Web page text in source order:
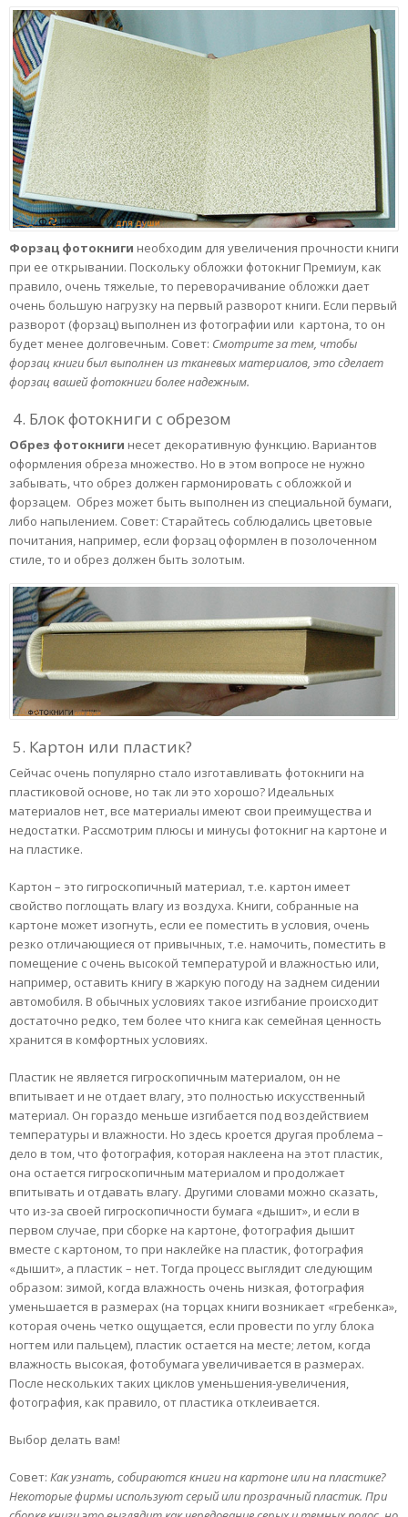
Форзац фотокниги необходим для увеличения прочности книги
при ее открывании. Поскольку обложки фотокниг Премиум, как
правило, очень тяжелые, то переворачивание обложки дает
очень большую нагрузку на первый разворот книги. Если первый
разворот (форзац) выполнен из фотографии или картона, то он
будет менее долговечным. Совет: Смотрите за тем, чтобы
форзац книги был выполнен из тканевых материалов, это сделает
форзац вашей фотокниги более надежным.
4. Блок фотокниги с обрезом
Обрез фотокниги несет декоративную функцию. Вариантов
оформления обреза множество. Но в этом вопросе не нужно
забывать, что обрез должен гармонировать с обложкой и
форзацем. Обрез может быть выполнен из специальной бумаги,
либо напылением. Совет: Старайтесь соблюдались цветовые
почитания, например, если форзац оформлен в позолоченном
стиле, то и обрез должен быть золотым.
5. Картон или пластик?
Сейчас очень популярно стало изготавливать фотокниги на
пластиковой основе, но так ли это хорошо? Идеальных
материалов нет, все материалы имеют свои преимущества и
недостатки. Рассмотрим плюсы и минусы фотокниг на картоне и
на пластике.
Картон – это гигроскопичный материал, т.е. картон имеет
свойство поглощать влагу из воздуха. Книги, собранные на
картоне может изогнуть, если ее поместить в условия, очень
резко отличающиеся от привычных, т.е. намочить, поместить в
помещение с очень высокой температурой и влажностью или,
например, оставить книгу в жаркую погоду на заднем сидении
автомобиля. В обычных условиях такое изгибание происходит
достаточно редко, тем более что книга как семейная ценность
хранится в комфортных условиях.
Пластик не является гигроскопичным материалом, он не
впитывает и не отдает влагу, это полностью искусственный
материал. Он гораздо меньше изгибается под воздействием
температуры и влажности. Но здесь кроется другая проблема –
дело в том, что фотография, которая наклеена на этот пластик,
она остается гигроскопичным материалом и продолжает
впитывать и отдавать влагу. Другими словами можно сказать,
что из-за своей гигроскопичности бумага «дышит», и если в
первом случае, при сборке на картоне, фотография дышит
вместе с картоном, то при наклейке на пластик, фотография
«дышит», а пластик – нет. Тогда процесс выглядит следующим
образом: зимой, когда влажность очень низкая, фотография
уменьшается в размерах (на торцах книги возникает «гребенка»,
которая очень четко ощущается, если провести по углу блока
ногтем или пальцем), пластик остается на месте; летом, когда
влажность высокая, фотобумага увеличивается в размерах.
После нескольких таких циклов уменьшения-увеличения,
фотография, как правило, от пластика отклеивается.
Выбор делать вам!
Совет: Как узнать, собираются книги на картоне или на пластике?
Некоторые фирмы используют серый или прозрачный пластик. При